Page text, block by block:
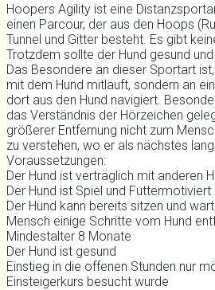
Hoopers Agility ist eine
einen Parcour, der aus den Hoops
Tunnel und Gitter besteht. Es gibt
Trotzdem sollte der Hund gesund und
Das Besondere an dieser Sportart
mit dem Hund mitläuft, sondern an
dort aus den Hund navigiert.
das Verständnis der Hörzeichen
größerer Entfernung nicht zum
zu verstehen, wo er als nächstes
Voraussetzungen:
Der Hund ist verträglich mit anderen
Der Hund ist Spiel und Futtermotiviert
Der Hund kann bereits sitzen und
Mensch einige Schritte vom Hund
Mindestalter 8 Monate
Der Hund ist gesund
Einstieg in die offenen Stunden nur
Einsteigerkurs besucht wurde